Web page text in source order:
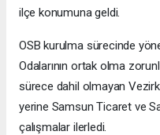
ilçe konumuna geldi.
OSB kurulma sürecinde
Odalarının ortak olma
sürece dahil olmayan
yerine Samsun Ticaret ve
çalışmalar ilerledi.